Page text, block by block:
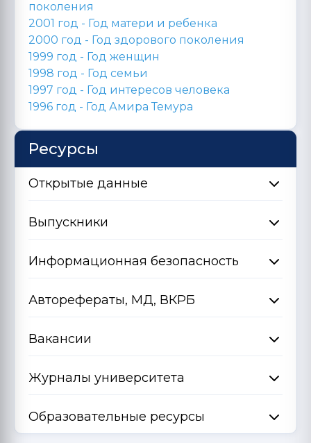
поколения
2001 год - Год матери и ребенка
2000 год - Год здорового поколения
1999 год - Год женщин
1998 год - Год семьи
1997 год - Год интересов человека
1996 год - Год Амира Темура
Ресурсы
Открытые данные
Выпускники
Информационная безопасность
Авторефераты, МД, ВКРБ
Вакансии
Журналы университета
Образовательные ресурсы